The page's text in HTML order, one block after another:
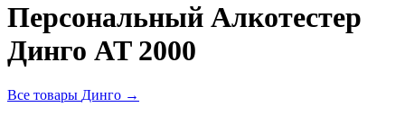
Персональный Алкотестер
Динго AT 2000
Все товары Динго →